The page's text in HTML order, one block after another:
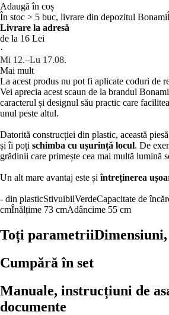
Adaugă în coș
În stoc > 5 buc, livrare din depozitul Bonami
Livrare la adresă
de la 16 Lei
·
Mi 12.–Lu 17.08.
Mai mult
La acest produs nu pot fi aplicate coduri de
Vei aprecia acest scaun de la brandul
caracterul și designul său practic care
unul peste altul.
Datorită construcției din plastic, această
și îi poți schimba cu ușurință locul. De
grădinii care primește cea mai multă lumină
Un alt mare avantaj este șiîntreținerea
- din plasticStivuibilVerdeCapacitate de
cmÎnălțime 73 cmAdâncime 55 cm
Toți parametrii
Cumpără în set
Manuale, instrucțiuni de
documente